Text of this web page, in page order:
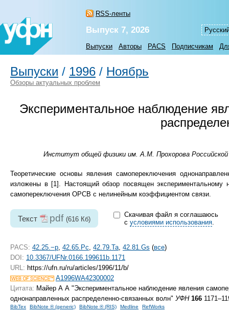
RSS-ленты
Выпуск 7, 2026
Выпуски Авторы PACS Подписчикам
Выпуски / 1996 / Ноябрь
Обзоры актуальных проблем
Экспериментальное наблюдение
Институт общей физики им. А.М. Прохорова Российской
Теоретические основы явления самопереключения
изложены в [1]. Настоящий обзор посвящен экспериментальному
самопереключения ОРСВ с нелинейным коэффициентом связи.
Текст pdf (616 Кб)
Скачивая файл я соглашаюсь
с условиями использования.
PACS: 42.25.−p 42.65.Pc 42.79.Ta 42.81.Gs (все)
DOI: 10.3367/UFNr.0166.199611b.1171
URL: https://ufn.ru/ru/articles/1996/11/b/
A1996WA42300002
Цитата: Майер А А "Экспериментальное наблюдение явления
однонаправленных распределенно-связанных волн" УФН 166
BibTex BibNote ® (generic) BibNote ® (RIS) Medline RefWorks